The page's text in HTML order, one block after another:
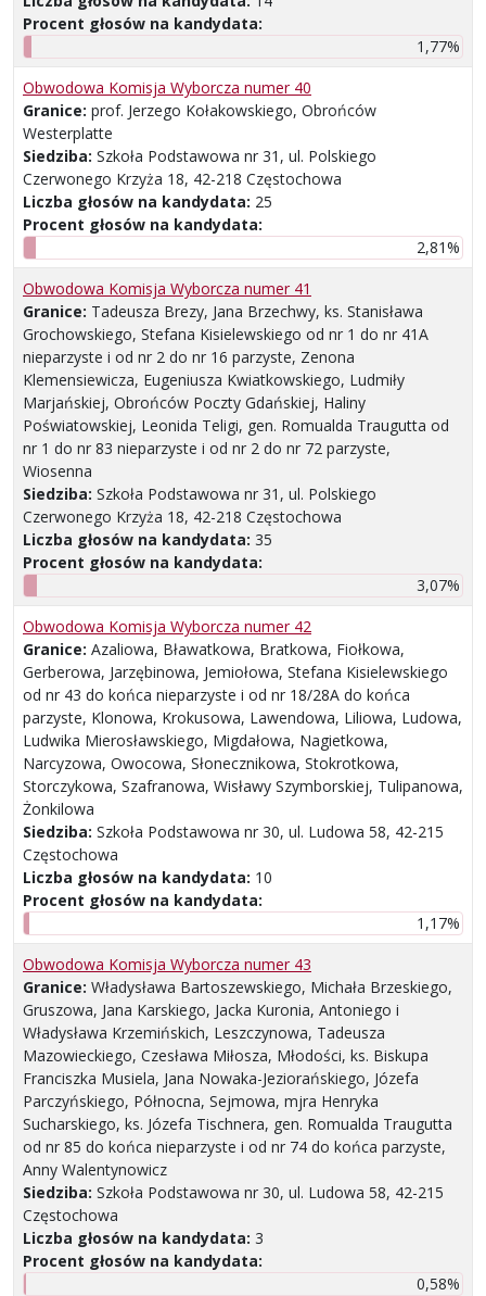
Procent głosów na kandydata:
1,77%
Obwodowa Komisja Wyborcza numer 40
Granice: prof. Jerzego Kołakowskiego, Obrońców
Westerplatte
Siedziba: Szkoła Podstawowa nr 31, ul. Polskiego
Czerwonego Krzyża 18, 42-218 Częstochowa
Liczba głosów na kandydata: 25
Procent głosów na kandydata:
2,81%
Obwodowa Komisja Wyborcza numer 41
Granice: Tadeusza Brezy, Jana Brzechwy, ks. Stanisława
Grochowskiego, Stefana Kisielewskiego od nr 1 do nr 41A
nieparzyste i od nr 2 do nr 16 parzyste, Zenona
Klemensiewicza, Eugeniusza Kwiatkowskiego, Ludmiły
Marjańskiej, Obrońców Poczty Gdańskiej, Haliny
Poświatowskiej, Leonida Teligi, gen. Romualda Traugutta od
nr 1 do nr 83 nieparzyste i od nr 2 do nr 72 parzyste,
Wiosenna
Siedziba: Szkoła Podstawowa nr 31, ul. Polskiego
Czerwonego Krzyża 18, 42-218 Częstochowa
Liczba głosów na kandydata: 35
Procent głosów na kandydata:
3,07%
Obwodowa Komisja Wyborcza numer 42
Granice: Azaliowa, Bławatkowa, Bratkowa, Fiołkowa,
Gerberowa, Jarzębinowa, Jemiołowa, Stefana Kisielewskiego
od nr 43 do końca nieparzyste i od nr 18/28A do końca
parzyste, Klonowa, Krokusowa, Lawendowa, Liliowa, Ludowa,
Ludwika Mierosławskiego, Migdałowa, Nagietkowa,
Narcyzowa, Owocowa, Słonecznikowa, Stokrotkowa,
Storczykowa, Szafranowa, Wisławy Szymborskiej, Tulipanowa,
Żonkilowa
Siedziba: Szkoła Podstawowa nr 30, ul. Ludowa 58, 42-215
Częstochowa
Liczba głosów na kandydata: 10
Procent głosów na kandydata:
1,17%
Obwodowa Komisja Wyborcza numer 43
Granice: Władysława Bartoszewskiego, Michała Brzeskiego,
Gruszowa, Jana Karskiego, Jacka Kuronia, Antoniego i
Władysława Krzemińskich, Leszczynowa, Tadeusza
Mazowieckiego, Czesława Miłosza, Młodości, ks. Biskupa
Franciszka Musiela, Jana Nowaka-Jeziorańskiego, Józefa
Parczyńskiego, Północna, Sejmowa, mjra Henryka
Sucharskiego, ks. Józefa Tischnera, gen. Romualda Traugutta
od nr 85 do końca nieparzyste i od nr 74 do końca parzyste,
Anny Walentynowicz
Siedziba: Szkoła Podstawowa nr 30, ul. Ludowa 58, 42-215
Częstochowa
Liczba głosów na kandydata: 3
Procent głosów na kandydata:
0,58%